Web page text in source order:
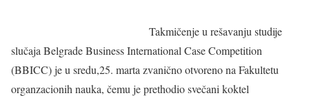
Takmičenje u rešavanju studije
slučaja Belgrade Business International Case Competition
(BBICC) je u sredu,25. marta zvanično otvoreno na Fakultetu
organzacionih nauka, čemu je prethodio svečani koktel